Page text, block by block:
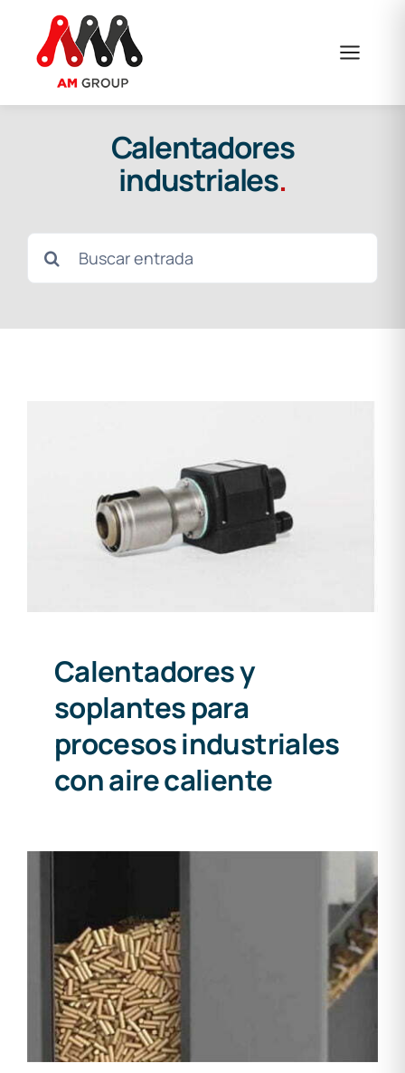
contenido
Calentadores
industriales.
Buscar:
Calentadores y soplantes
para procesos industriales
con aire caliente
Calentadores y
soplantes para
procesos industriales
con aire caliente
Calderas de biomasa